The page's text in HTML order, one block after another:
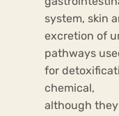
system, skin
excretion of
pathways
for
chemical,
although